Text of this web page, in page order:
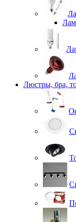
Люстры, бра,